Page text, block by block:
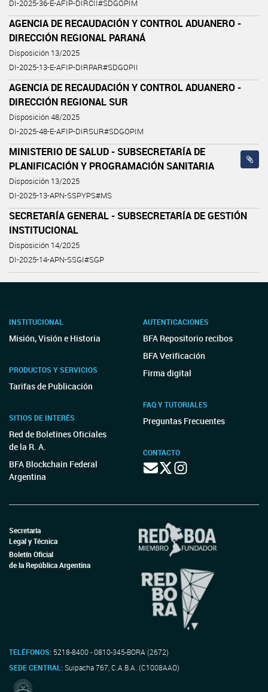
DI-2025-36-E-AFIP-DIRCII#SDGOPIM
AGENCIA DE RECAUDACIÓN Y CONTROL ADUANERO -
DIRECCIÓN REGIONAL PARANÁ
Disposición 13/2025
DI-2025-13-E-AFIP-DIRPAR#SDGOPII
AGENCIA DE RECAUDACIÓN Y CONTROL ADUANERO -
DIRECCIÓN REGIONAL SUR
Disposición 48/2025
DI-2025-48-E-AFIP-DIRSUR#SDGOPIM
MINISTERIO DE SALUD - SUBSECRETARÍA DE
PLANIFICACIÓN Y PROGRAMACIÓN SANITARIA
Disposición 13/2025
DI-2025-13-APN-SSPYPS#MS
SECRETARÍA GENERAL - SUBSECRETARÍA DE GESTIÓN
INSTITUCIONAL
Disposición 14/2025
DI-2025-14-APN-SSGI#SGP
INSTITUCIONAL
Misión, Visión e Historia
PRODUCTOS Y SERVICIOS
Tarifas de Publicación
SITIOS DE INTERÉS
Red de Boletines Oficiales
de la R. A.
BFA Blockchain Federal
Argentina
AUTENTICACIONES
BFA Repositorio recibos
BFA Verificación
Firma digital
FAQ Y TUTORIALES
Preguntas Frecuentes
CONTACTO
Secretaría
Legal y Técnica
Boletín Oficial
de la República Argentina
TELÉFONOS: 5218-8400 - 0810-345-BORA (2672)
SEDE CENTRAL:Suipacha 767, C.A.B.A. (C1008AAO)